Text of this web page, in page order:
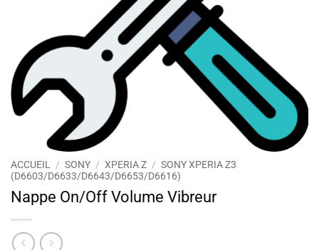
ACCUEIL / SONY / XPERIA Z / SONY XPERIA Z3
(D6603/D6633/D6643/D6653/D6616)
Nappe On/Off Volume Vibreur